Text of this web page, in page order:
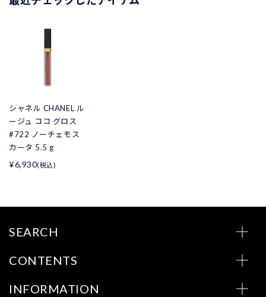
シャネル CHANEL ル
ージュ ココ グロス
#722 ノーチェモス
カータ 5.5 g
¥6,930(税込)
SEARCH
CONTENTS
INFORMATION